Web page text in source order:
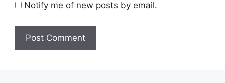
Notify me of new posts by email.